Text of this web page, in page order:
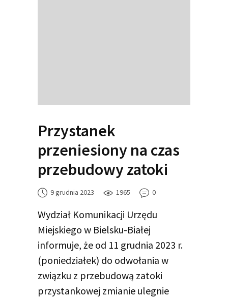
Przystanek
przeniesiony na czas
przebudowy zatoki
9 grudnia 2023 1965 0
Wydział Komunikacji Urzędu
Miejskiego w Bielsku-Białej
informuje, że od 11 grudnia 2023 r.
(poniedziałek) do odwołania w
związku z przebudową zatoki
przystankowej zmianie ulegnie